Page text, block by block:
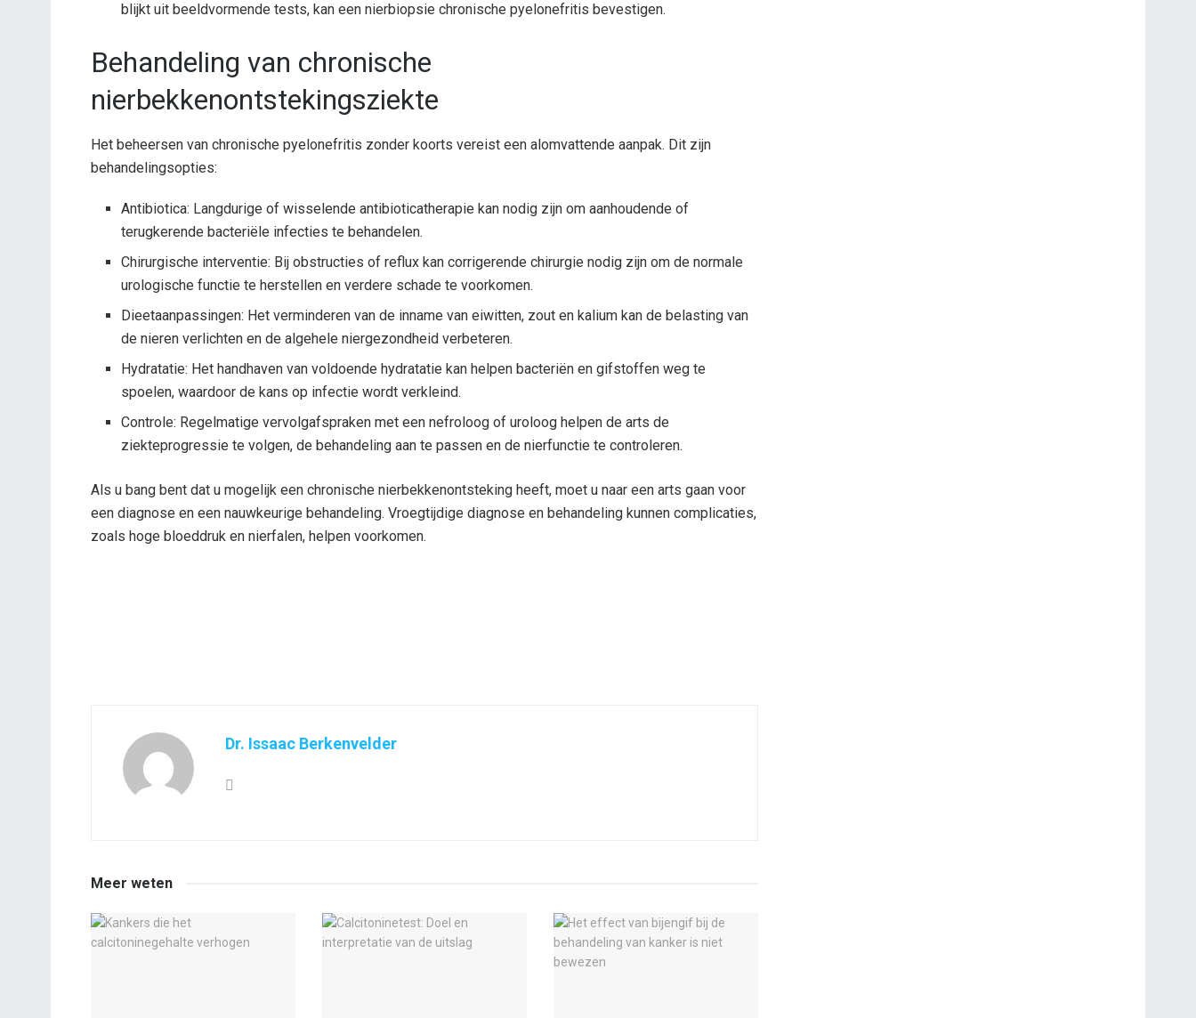
blijkt uit beeldvormende tests, kan een nierbiopsie chronische pyelonefritis bevestigen.
Behandeling van chronische
nierbekkenontstekingsziekte
Het beheersen van chronische pyelonefritis zonder koorts vereist een alomvattende aanpak. Dit zijn
behandelingsopties:
Antibiotica: Langdurige of wisselende antibioticatherapie kan nodig zijn om aanhoudende of
terugkerende bacteriële infecties te behandelen.
Chirurgische interventie: Bij obstructies of reflux kan corrigerende chirurgie nodig zijn om de normale
urologische functie te herstellen en verdere schade te voorkomen.
Dieetaanpassingen: Het verminderen van de inname van eiwitten, zout en kalium kan de belasting van
de nieren verlichten en de algehele niergezondheid verbeteren.
Hydratatie: Het handhaven van voldoende hydratatie kan helpen bacteriën en gifstoffen weg te
spoelen, waardoor de kans op infectie wordt verkleind.
Controle: Regelmatige vervolgafspraken met een nefroloog of uroloog helpen de arts de
ziekteprogressie te volgen, de behandeling aan te passen en de nierfunctie te controleren.
Als u bang bent dat u mogelijk een chronische nierbekkenontsteking heeft, moet u naar een arts gaan voor
een diagnose en een nauwkeurige behandeling. Vroegtijdige diagnose en behandeling kunnen complicaties,
zoals hoge bloeddruk en nierfalen, helpen voorkomen.
Dr. Issaac Berkenvelder
Meer weten